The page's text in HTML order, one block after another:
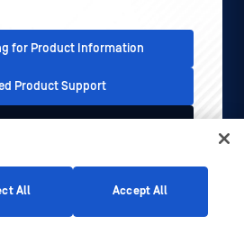
All Accept All
for Product Information
Product Support
is recorded for quality assurance
See our